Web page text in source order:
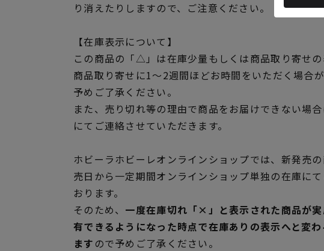
り消えたりしますので、ご注意ください。
【在庫表示について】
この商品の「△」は在庫少量もしくは商品取り寄せの
商品取り寄せに1～2週間ほどお時間をいただく場合
予めご了承ください。
また、売り切れ等の理由で商品をお届けできない場
にてご連絡させていただきます。
ホビーラホビーレオンラインショップでは、新発売
売日から一定期間オンラインショップ単独の在庫に
おります。
そのため、 一度在庫切れ「×」と表示された商品が
有できるようになった時点で在庫ありの表示へと変
ます ので予めご了承ください。